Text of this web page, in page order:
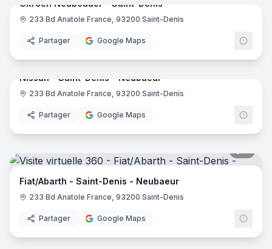
Citroën Neubeauer - Saint-Denis
233 Bd Anatole France, 93200 Saint-Denis
Partager Google Maps
Nissan - Saint-Denis - Neubaeur
233 Bd Anatole France, 93200 Saint-Denis
Partager Google Maps
Fiat/Abarth - Saint-Denis - Neubaeur
233 Bd Anatole France, 93200 Saint-Denis
Partager Google Maps